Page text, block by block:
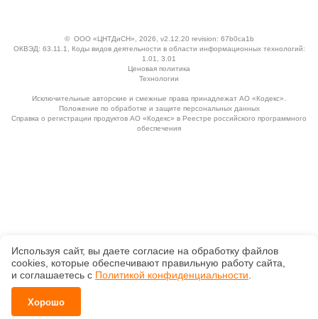
© ООО «ЦНТДиСН» , 2026, v2.12.20 revision: 67b0ca1b
ОКВЭД: 63.11.1, Коды видов деятельности в области информационных технологий:
1.01, 3.01
Ценовая политика
Технологии
Исключительные авторские и смежные права принадлежат АО «Кодекс».
Положение по обработке и защите персональных данных
Справка о регистрации продуктов АО «Кодекс» в Реестре российского программного
обеспечения
Используя сайт, вы даете согласие на обработку файлов
сооkiеs, которые обеспечивают правильную работу сайта,
и соглашаетесь с Политикой конфиденциальности
Хорошо